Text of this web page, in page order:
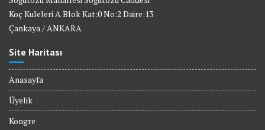
Koç Kuleleri A Blok Kat:0 No:2 Daire:13
Çankaya / ANKARA
Site Haritası
Anasayfa
Üyelik
Kongre